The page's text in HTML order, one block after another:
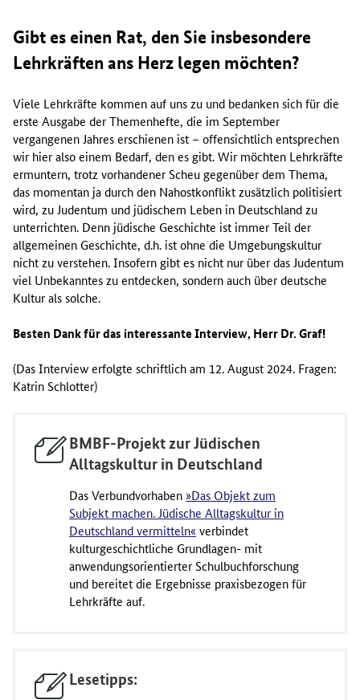
Gibt es einen Rat, den Sie insbesondere
Lehrkräften ans Herz legen möchten?
Viele Lehrkräfte kommen auf uns zu und bedanken sich für die
erste Ausgabe der Themenhefte, die im September
vergangenen Jahres erschienen ist – offensichtlich entsprechen
wir hier also einem Bedarf, den es gibt. Wir möchten Lehrkräfte
ermuntern, trotz vorhandener Scheu gegenüber dem Thema,
das momentan ja durch den Nahostkonflikt zusätzlich politisiert
wird, zu Judentum und jüdischem Leben in Deutschland zu
unterrichten. Denn jüdische Geschichte ist immer Teil der
allgemeinen Geschichte, d.h. ist ohne die Umgebungskultur
nicht zu verstehen. Insofern gibt es nicht nur über das Judentum
viel Unbekanntes zu entdecken, sondern auch über deutsche
Kultur als solche.
Besten Dank für das interessante Interview, Herr Dr. Graf!
(Das Interview erfolgte schriftlich am 12. August 2024. Fragen:
Katrin Schlotter)
BMBF-Projekt zur Jüdischen
Alltagskultur in Deutschland
Das Verbundvorhaben »Das Objekt zum
Subjekt machen. Jüdische Alltagskultur in
Deutschland vermitteln« verbindet
kulturgeschichtliche Grundlagen- mit
anwendungsorientierter Schulbuchforschung
und bereitet die Ergebnisse praxisbezogen für
Lehrkräfte auf.
Lesetipps: